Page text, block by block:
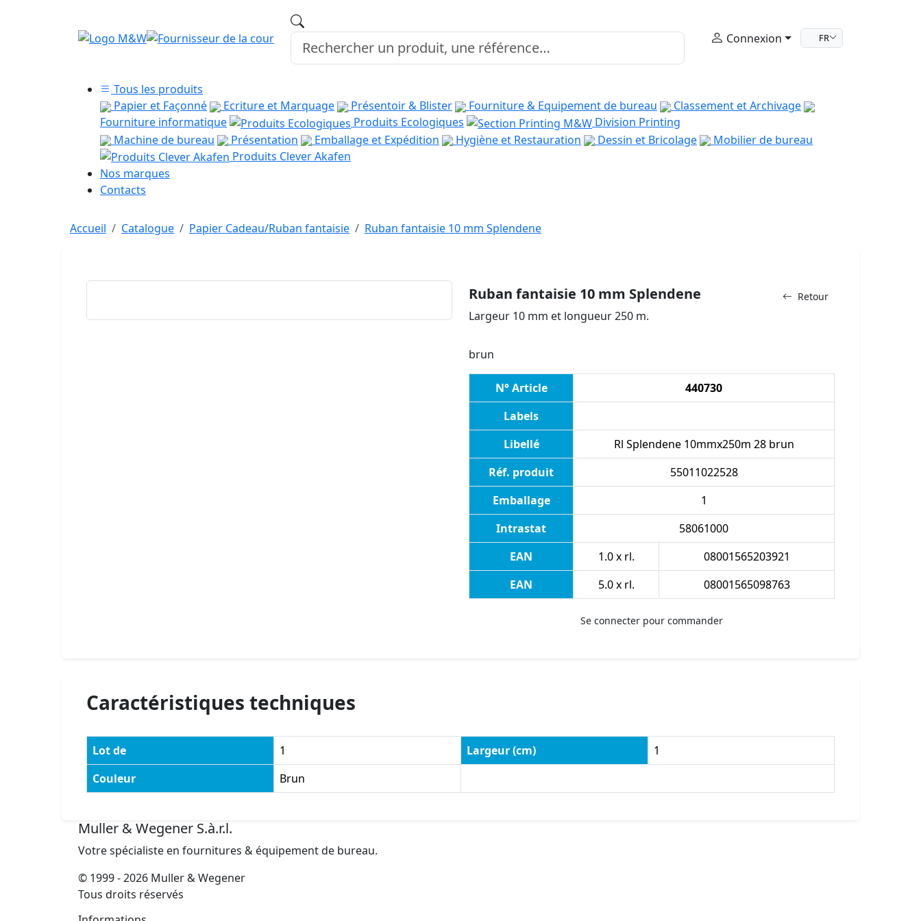
Connexion FR
Tous les produits
Papier et Façonné
Ecriture et Marquage Présentoir & Blister Fourniture & Equipement de bureau
Classement et Archivage
Fourniture informatique
Produits Ecologiques
Division Printing
Machine de bureau
Présentation Emballage et Expédition Hygiène et Restauration Dessin et Bricolage
Mobilier de bureau
Produits Clever Akafen
Nos marques
Contacts
Accueil Catalogue Papier Cadeau/Ruban fantaisie Ruban fantaisie 10 mm Splendene
Retour
Ruban fantaisie 10 mm Splendene
Largeur 10 mm et longueur 250 m.
brun
N° Article
440730
Labels
Libellé
Rl Splendene 10mmx250m 28 brun
Réf. produit
55011022528
Emballage
1
Intrastat
58061000
EAN
1.0 x rl.
08001565203921
EAN
5.0 x rl. 08001565098763
Se connecter pour commander
Caractéristiques techniques
Lot de 1 Largeur (cm)
1
Couleur
Brun
Muller & Wegener S.à.r.l.
Votre spécialiste en fournitures & équipement de bureau.
© 1999 - 2026 Muller & Wegener
Tous droits réservés